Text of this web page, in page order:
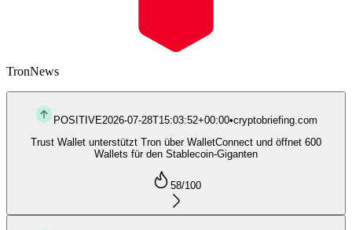
TronNews
POSITIVE2026-07-28T15:03:52+00:00•cryptobriefing.com
Trust Wallet unterstützt Tron über WalletConnect und öffnet 600
Wallets für den Stablecoin-Giganten
58/100